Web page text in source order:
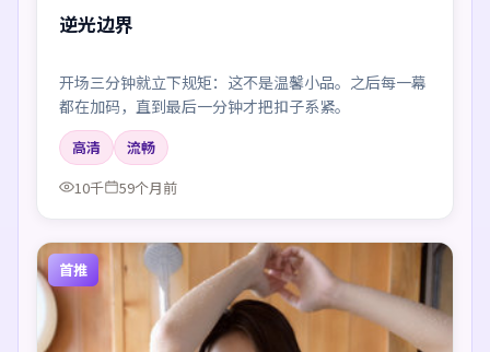
逆光边界
开场三分钟就立下规矩：这不是温馨小品。之后每一幕
都在加码，直到最后一分钟才把扣子系紧。
高清
流畅
10千
59个月前
首推